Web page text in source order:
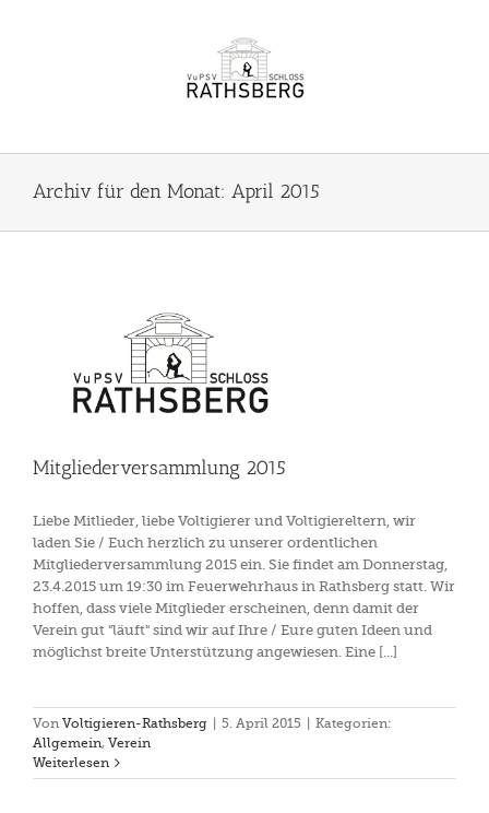
Archiv für den Monat: April 2015
Mitgliederversammlung 2015
Liebe Mitlieder, liebe Voltigierer und Voltigiereltern, wir
laden Sie / Euch herzlich zu unserer ordentlichen
Mitgliederversammlung 2015 ein. Sie findet am Donnerstag,
23.4.2015 um 19:30 im Feuerwehrhaus in Rathsberg statt. Wir
hoffen, dass viele Mitglieder erscheinen, denn damit der
Verein gut "läuft" sind wir auf Ihre / Eure guten Ideen und
möglichst breite Unterstützung angewiesen. Eine [...]
Von Voltigieren-Rathsberg 5. April 2015
Kategorien:
Allgemein, Verein
Weiterlesen